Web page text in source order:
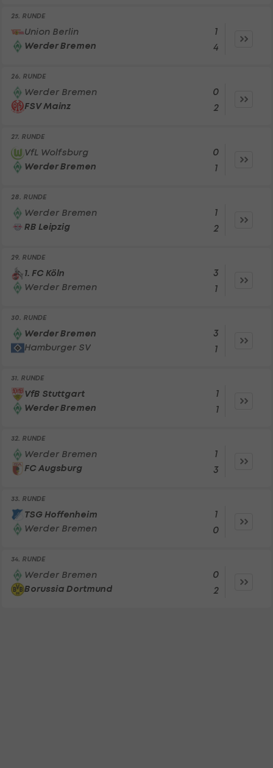
25. RUNDE
Union Berlin
Werder Bremen
1
4
26. RUNDE
Werder Bremen
FSV Mainz
0
2
27. RUNDE
VfL Wolfsburg
Werder Bremen
0
1
28. RUNDE
Werder Bremen
RB Leipzig
1
2
29. RUNDE
1. FC Köln
Werder Bremen
3
1
30. RUNDE
Werder Bremen
Hamburger SV
3
1
31. RUNDE
VfB Stuttgart
Werder Bremen
1
1
32. RUNDE
Werder Bremen
FC Augsburg
1
3
33. RUNDE
TSG Hoffenheim
Werder Bremen
1
0
34. RUNDE
Werder Bremen
Borussia Dortmund
0
2